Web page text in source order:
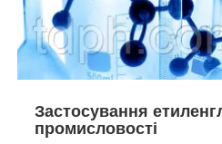
Застосування
промисловості